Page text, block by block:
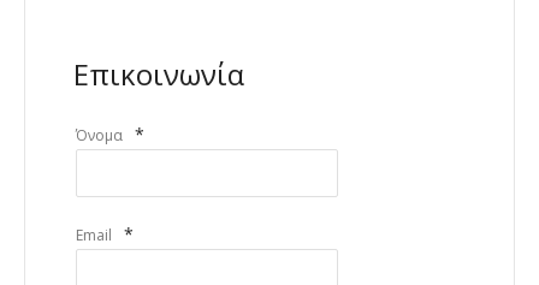
Επικοινωνία
Όνομα *
Email *